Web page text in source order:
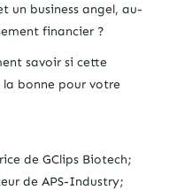
un business angel, au-
financier ?
savoir si cette
bonne pour votre
de GClips Biotech;
de APS-Industry;